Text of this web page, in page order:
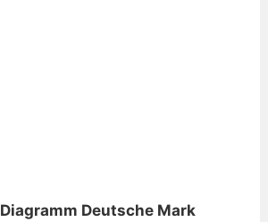
Diagramm Deutsche Mark